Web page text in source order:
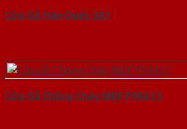
Cửa Gỗ Hàn Quốc 3A1
Cửa Gỗ Chống Cháy MDF P1R4 C1